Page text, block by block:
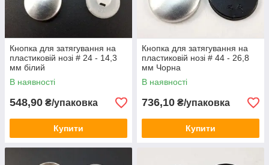
Кнопка для затягування на
пластиковій нозі # 24 - 14,3
мм білий
В наявності
548,90 ₴/упаковка
Купити
Кнопка для затягування на
пластиковій нозі # 44 - 26,8
мм Чорна
В наявності
736,10 ₴/упаковка
Купити